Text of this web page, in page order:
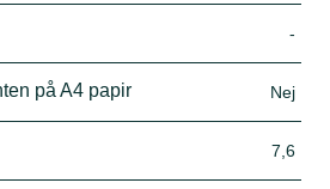
-
på A4 papir Nej
7,6